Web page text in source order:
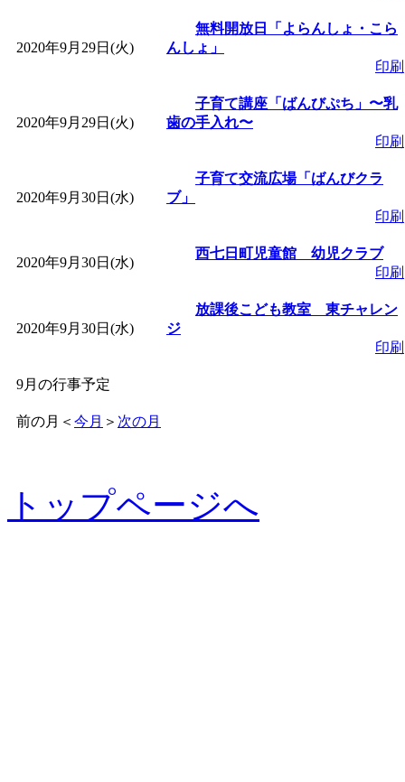
2020年9月29日(火)
無料開放日「よらんしょ・こら
んしょ」
印刷
2020年9月29日(火)
子育て講座「ばんびぷち」〜乳
歯の手入れ〜
印刷
2020年9月30日(水)
子育て交流広場「ばんびクラ
ブ」
印刷
2020年9月30日(水)
西七日町児童館 幼児クラブ
印刷
2020年9月30日(水)
放課後こども教室 東チャレン
ジ
印刷
9月の行事予定
前の月 ＜ 今月 ＞ 次の月
トップページへ